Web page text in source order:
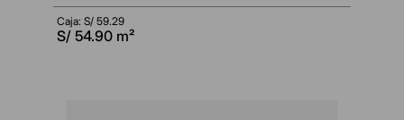
Caja: S/ 59.29
S/ 54.90 m²